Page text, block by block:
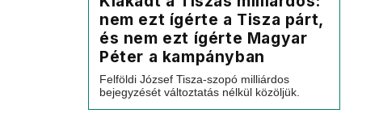
nem ezt ígérte a Tisza párt,
és nem ezt ígérte Magyar
Péter a kampányban
Felföldi József Tisza-szopó milliárdos
bejegyzését változtatás nélkül közöljük.